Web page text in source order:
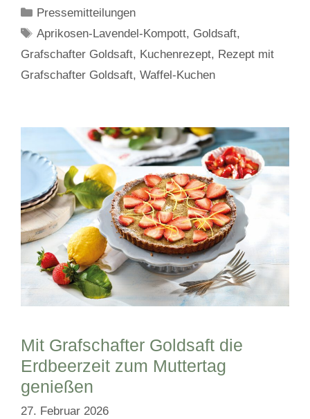
Kategorien
Pressemitteilungen
Schlagwörter
Aprikosen-Lavendel-Kompott, Goldsaft,
Grafschafter Goldsaft, Kuchenrezept, Rezept mit
Grafschafter Goldsaft, Waffel-Kuchen
Mit Grafschafter Goldsaft die
Erdbeerzeit zum Muttertag
genießen
27. Februar 2026